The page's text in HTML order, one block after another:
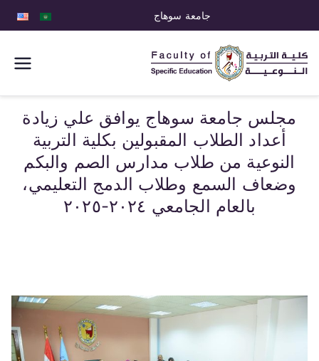
جامعة سوهاج
كلية التربية
النوعية
مجلس جامعة سوهاج يوافق علي زيادة
أعداد الطلاب المقبولين بكلية التربية
النوعية من طلاب مدارس الصم والبكم
وضعاف السمع وطلاب الدمج التعليمي،
بالعام الجامعي ٢٠٢٤-٢٠٢٥